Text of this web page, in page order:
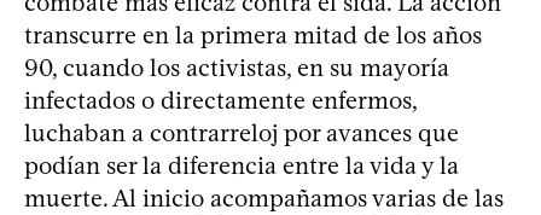
transcurre en la primera mitad de los años
90, cuando los activistas, en su mayoría
infectados o directamente enfermos,
luchaban a contrarreloj por avances que
podían ser la diferencia entre la vida y la
muerte. Al inicio acompañamos varias de las